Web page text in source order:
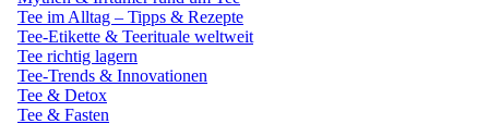
Tee im Alltag – Tipps & Rezepte
Tee-Etikette & Teerituale weltweit
Tee richtig lagern
Tee-Trends & Innovationen
Tee & Detox
Tee & Fasten